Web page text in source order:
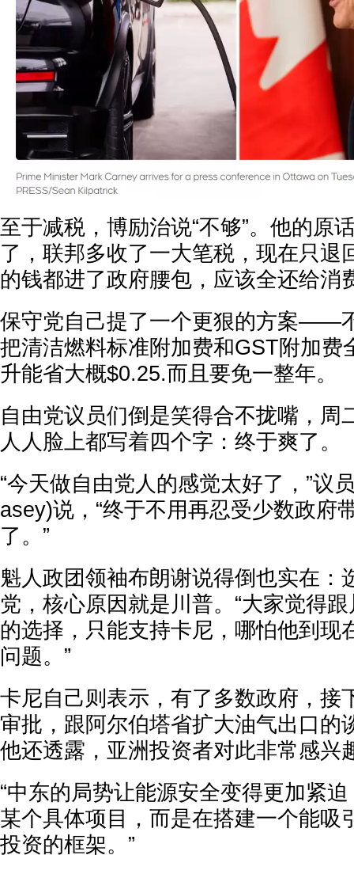
至于减税，博励治说“不够”。他的原
了，联邦多收了一大笔税，现在只退
的钱都进了政府腰包，应该全还给消
保守党自己提了一个更狠的方案——
把清洁燃料标准附加费和GST附加费
升能省大概$0.25.而且要免一整年。
自由党议员们倒是笑得合不拢嘴，周
人人脸上都写着四个字：终于爽了。
“今天做自由党人的感觉太好了，”议
asey)说，“终于不用再忍受少数政府
了。”
魁人政团领袖布朗谢说得倒也实在：
党，核心原因就是川普。“大家觉得
的选择，只能支持卡尼，哪怕他到现
问题。”
卡尼自己则表示，有了多数政府，接
审批，跟阿尔伯塔省扩大油气出口的
他还透露，亚洲投资者对此非常感兴
“中东的局势让能源安全变得更加紧
某个具体项目，而是在搭建一个能吸
投资的框架。”